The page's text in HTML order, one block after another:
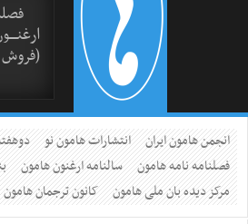
(فروش
انجمن هامون ایران انتشارات هامون نو
فصلنامه نامه هامون
سالنامه ارغنون هامون
مرکز دیده بان ملی هامون
کانون ترجمان هامون